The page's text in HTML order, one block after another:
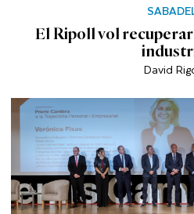
El Ripoll vol
David